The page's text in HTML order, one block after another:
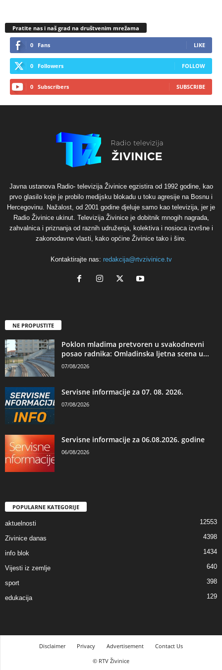
Pratite nas i naš grad na društvenim mrežama
0 Fans LIKE
0 Followers FOLLOW
0 Subscribers SUBSCRIBE
Javna ustanova Radio- televizija Živinice egzistira od 1992 godine, kao
prvo glasilo koje je probilo medijsku blokadu u toku agresije na Bosnu i
Hercegovinu. Nažalost, od 2001 godine djeluje samo kao televizija, jer je
Radio Živinice ukinut. Televizija Živinice je dobitnik mnogih nagrada,
zahvalnica i priznanja od raznih udruženja, kolektiva i nosioca izvršne i
zakonodavne vlasti, kako općine Živinice tako i šire.
Kontaktirajte nas: redakcija@rtvzivinice.tv
NE PROPUSTITE
Poklon mladima pretvoren u svakodnevni
posao radnika: Omladinska ljetna scena u...
07/08/2026
Servisne informacije za 07. 08. 2026.
07/08/2026
Servisne informacije za 06.08.2026. godine
06/08/2026
POPULARNE KATEGORIJE
aktuelnosti 12553
Zivinice danas 4398
info blok 1434
Vijesti iz zemlje 640
sport 398
edukacija 129
Disclaimer Privacy Advertisement
Contact Us
© RTV Živinice